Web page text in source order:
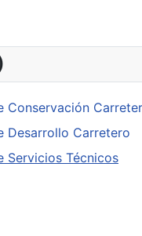
Conservación
Desarrollo Carretero
Servicios Técnicos